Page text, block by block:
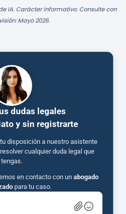
IA. Carácter informativo. Consulte con
Mayo 2026.
dudas legales
y sin registrarte
disposición a nuestro asistente
cualquier duda legal que
tengas.
en contacto con un abogado
para tu caso.